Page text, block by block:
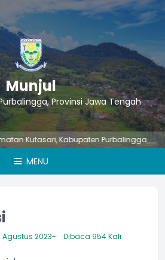
Munjul
Provinsi Jawa Tengah
Kutasari, Kabupaten Purbalingga
MENU
Agustus 2023 Dibaca 954 Kali